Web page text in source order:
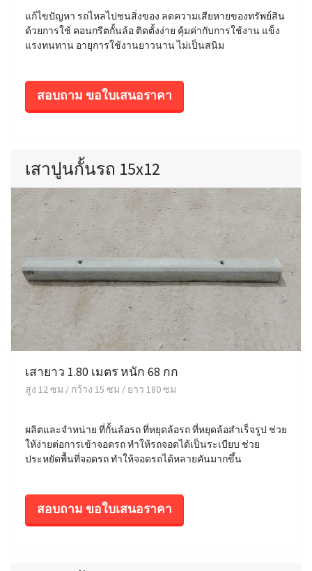
แก้ไขปัญหา รถไหลไปชนสิ่งของ ลดความเสียหายของทรัพย์สิน
ด้วยการใช้ คอนกรีตกั้นล้อ ติดตั้งง่าย คุ้มค่ากับการใช้งาน แข็ง
แรงทนทาน อายุการใช้งานยาวนาน ไม่เป็นสนิม
สอบถาม ขอใบเสนอราคา
เสาปูนกั้นรถ 15x12
เสายาว 1.80 เมตร หนัก 68 กก
สูง 12 ซม / กว้าง 15 ซม / ยาว 180 ซม
ผลิตและจำหน่าย ที่กั้นล้อรถ ที่หยุดล้อรถ ที่หยุดล้อสำเร็จรูป ช่วย
ให้ง่ายต่อการเข้าจอดรถ ทำให้รถจอดได้เป็นระเบียบ ช่วย
ประหยัดพื้นที่จอดรถ ทำให้จอดรถได้หลายคันมากขึ้น
สอบถาม ขอใบเสนอราคา